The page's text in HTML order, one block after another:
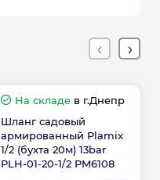
На складев г.Днепр
Шланг садовый
армированный Plamix
1/2 (бухта 20м) 13bar
PLH-01-20-1/2 PM6108